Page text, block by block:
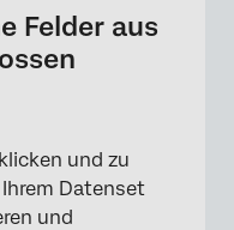
Felder aus
und zu
Datenset
und